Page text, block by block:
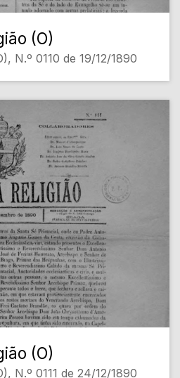
(O)
N.º 0110 de 19/12/1890
(O)
N.º 0111 de 24/12/1890